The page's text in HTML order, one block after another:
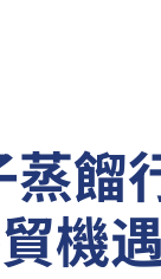
餾
機